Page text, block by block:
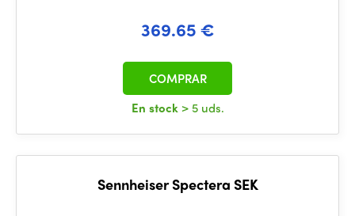
369.65 €
En stock > 5 uds.
COMPRAR
Sennheiser Spectera SEK